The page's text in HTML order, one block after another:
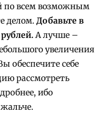
по всем возможным
делом. Добавьте в
А лучше –
увеличения
обеспечите себе
рассмотреть
ибо